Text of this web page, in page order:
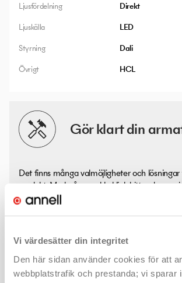
Vi värdesätter din integritet
Den här sidan använder cookies för att
webbplatstrafik och prestanda; vi sparar
Ljusfördelning
Direkt
Ljuskälla
LED
Styrning
Dali
Övrigt
HCL
Gör klart din
Det finns många valmöjligheter och
produkt. Med några enkla klick hittar du mer
kanske ljusfiler eller montageanvisningar -
Svart Vit